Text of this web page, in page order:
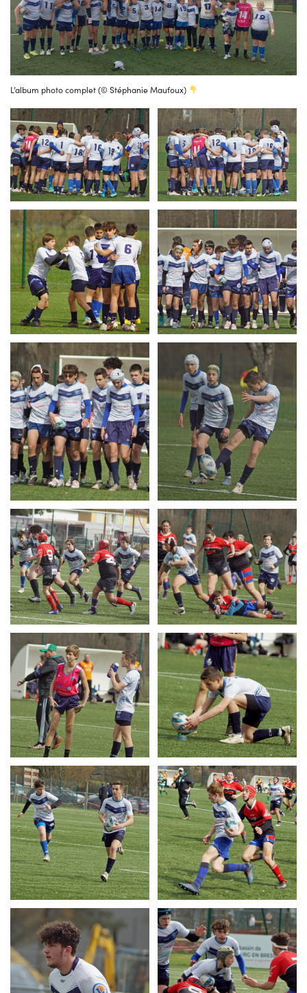
L’album photo complet (© Stéphanie Maufoux)